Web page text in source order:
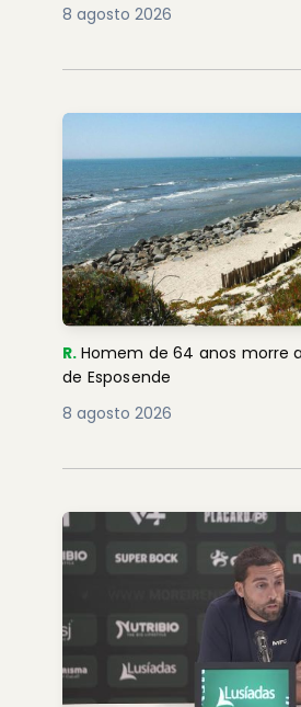
8 agosto 2026
R. Homem de 64 anos morre
de Esposende
8 agosto 2026